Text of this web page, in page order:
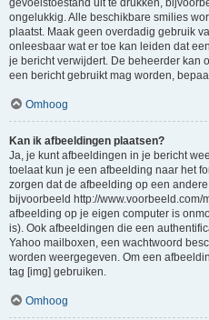
gevoelstoestand uit te drukken,
ongelukkig. Alle beschikbare smilies
plaatst. Maak geen overdadig gebruik
onleesbaar wat er toe kan leiden dat
je bericht verwijdert. De beheerder kan
een bericht gebruikt mag worden,
Omhoog
Kan ik afbeeldingen plaatsen?
Ja, je kunt afbeeldingen in je bericht
toelaat kun je een afbeelding naar het
zorgen dat de afbeelding op een
bijvoorbeeld http://
afbeelding op je eigen computer is
is). Ook afbeeldingen die een
Yahoo mailboxen, een wachtwoord
worden weergegeven. Om een
tag [img] gebruiken.
Omhoog